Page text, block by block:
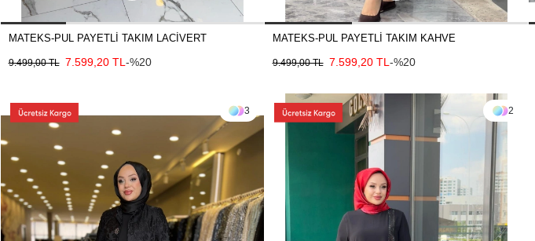
MATEKS-PUL PAYETLİ TAKIM LACİVERT
9.499,00 TL 7.599,20 TL-%20
MATEKS-PUL PAYETLİ TAKIM KAHVE
9.499,00 TL 7.599,20 TL-%20
3 2